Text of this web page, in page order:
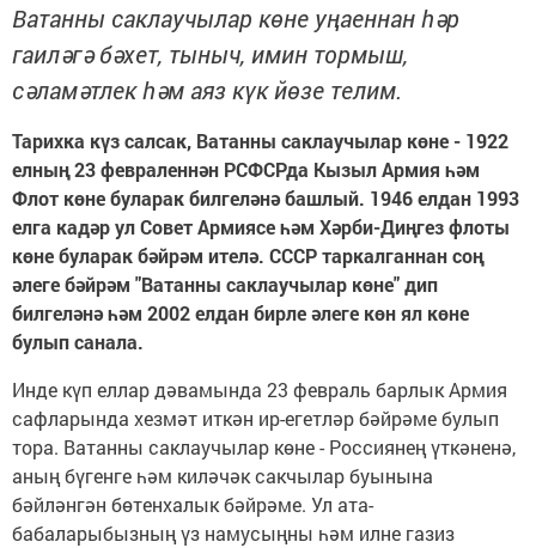
Ватанны саклаучылар көне уңаеннан һәр
гаиләгә бәхет, тыныч, имин тормыш,
сәламәтлек һәм аяз күк йөзе телим.
Тарихка күз салсак, Ватанны саклаучылар көне - 1922
елның 23 февраленнән РСФСРда Кызыл Армия һәм
Флот көне буларак билгеләнә башлый. 1946 елдан 1993
елга кадәр ул Совет Армиясе һәм Хәрби-Диңгез флоты
көне буларак бәйрәм ителә. СССР таркалганнан соң
әлеге бәйрәм "Ватанны саклаучылар көне" дип
билгеләнә һәм 2002 елдан бирле әлеге көн ял көне
булып санала.
Инде күп еллар дәвамында 23 февраль барлык Армия
сафларында хезмәт иткән ир-егетләр бәйрәме булып
тора. Ватанны саклаучылар көне - Россиянең үткәненә,
аның бүгенге һәм киләчәк сакчылар буынына
бәйләнгән бөтенхалык бәйрәме. Ул ата-
бабаларыбызның үз намусыңны һәм илне газиз